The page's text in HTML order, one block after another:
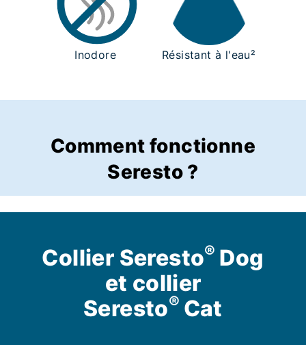
Inodore Résistant à l'eau²
Comment fonctionne
Seresto ?
Collier Seresto® Dog
et collier
Seresto® Cat